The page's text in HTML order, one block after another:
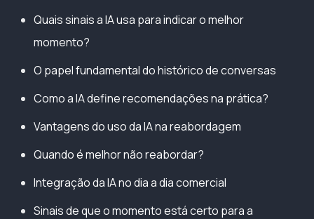
Quais sinais a IA usa para indicar o melhor
momento?
O papel fundamental do histórico de conversas
Como a IA define recomendações na prática?
Vantagens do uso da IA na reabordagem
Quando é melhor não reabordar?
Integração da IA no dia a dia comercial
Sinais de que o momento está certo para a